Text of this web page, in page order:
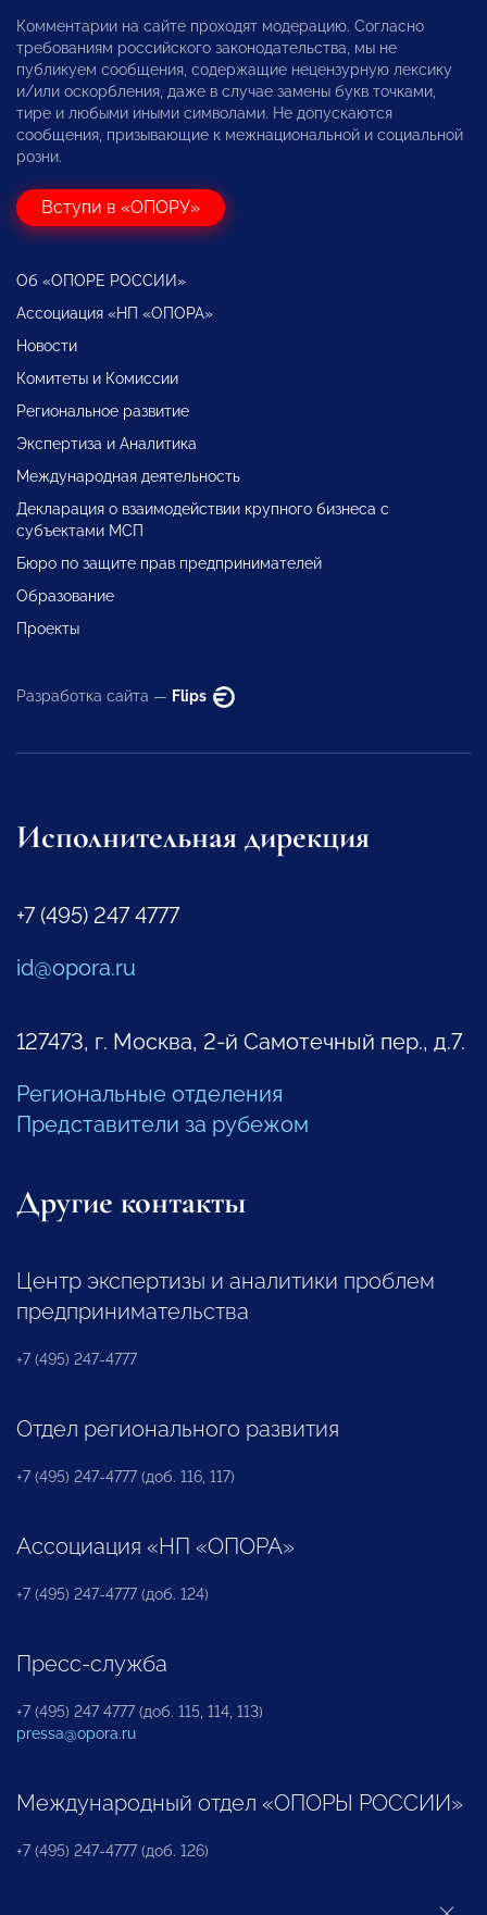
Комментарии на сайте проходят модерацию. Согласно
требованиям российского законодательства, мы не
публикуем сообщения, содержащие нецензурную лексику
и/или оскорбления, даже в случае замены букв точками,
тире и любыми иными символами. Не допускаются
сообщения, призывающие к межнациональной и социальной
розни.
Вступи в «ОПОРУ»
Об «ОПОРЕ РОССИИ»
Ассоциация «НП «ОПОРА»
Новости
Комитеты и Комиссии
Региональное развитие
Экспертиза и Аналитика
Международная деятельность
Декларация о взаимодействии крупного бизнеса с
субъектами МСП
Бюро по защите прав предпринимателей
Образование
Проекты
Разработка сайта — Flips
Исполнительная дирекция
+7 (495) 247 4777
id@opora.ru
127473, г. Москва, 2-й Самотечный пер., д.7.
Региональные отделения
Представители за рубежом
Другие контакты
Центр экспертизы и аналитики проблем
предпринимательства
+7 (495) 247-4777
Отдел регионального развития
+7 (495) 247-4777 (доб. 116, 117)
Ассоциация «НП «ОПОРА»
+7 (495) 247-4777 (доб. 124)
Пресс-служба
+7 (495) 247 4777 (доб. 115, 114, 113)
pressa@opora.ru
Международный отдел «ОПОРЫ РОССИИ»
+7 (495) 247-4777 (доб. 126)